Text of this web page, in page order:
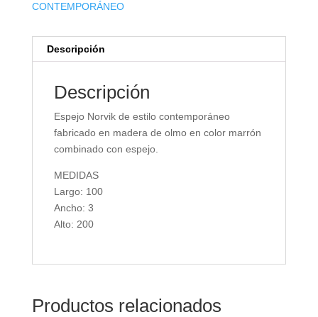
CONTEMPORÁNEO
Descripción
Descripción
Espejo Norvik de estilo contemporáneo
fabricado en madera de olmo en color marrón
combinado con espejo.
MEDIDAS
Largo: 100
Ancho: 3
Alto: 200
Productos relacionados